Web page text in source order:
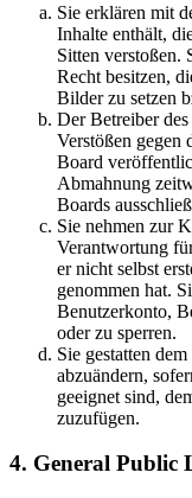
Sie erklären mit
Inhalte enthält,
Sitten verstoßen.
Recht besitzen,
Bilder zu setzen
Der Betreiber
Verstößen gegen
Board
Abmahnung
Boards
Sie nehmen zur
Verantwortung
er nicht selbst
genommen hat.
Benutzerkonto,
oder zu sperren.
Sie gestatten
abzuändern,
geeignet sind,
zuzufügen.
4. General Public